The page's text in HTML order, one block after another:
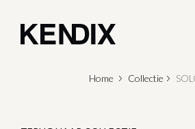
Home Collectie